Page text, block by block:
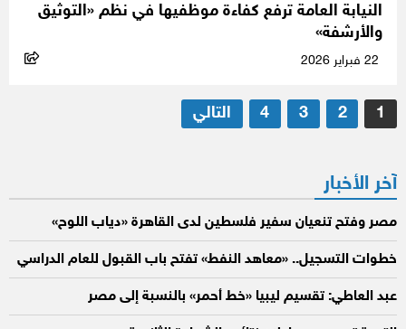
النيابة العامة ترفع كفاءة موظفيها في نظم «التوثيق
والأرشفة»
تعدد
صفحات
1
2
3
4 التالي
آخر الأخبار
مصر وفتح تنعيان سفير فلسطين لدى القاهرة «دياب اللوح»
خطوات التسجيل.. «معاهد النفط» تفتح باب القبول للعام الدراسي
عبد العاطي: تقسيم ليبيا «خط أحمر» بالنسبة إلى مصر